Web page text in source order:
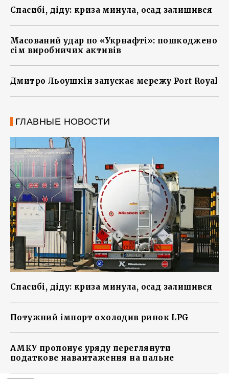
Спасибі, діду: криза минула, осад залишився
Масований удар по «Укрнафті»: пошкоджено
сім виробничих активів
Дмитро Льоушкін запускає мережу Port Royal
ГЛАВНЫЕ НОВОСТИ
Спасибі, діду: криза минула, осад залишився
Потужний імпорт охолодив ринок LPG
АМКУ пропонує уряду переглянути
податкове навантаження на пальне